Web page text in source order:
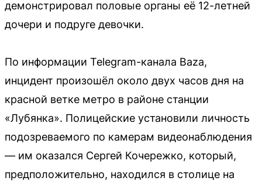
демонстрировал половые органы её 12-летней
дочери и подруге девочки.
По информации Telegram-канала Baza,
инцидент произошёл около двух часов дня на
красной ветке метро в районе станции
«Лубянка». Полицейские установили личность
подозреваемого по камерам видеонаблюдения
— им оказался Сергей Кочережко, который,
предположительно, находился в столице на